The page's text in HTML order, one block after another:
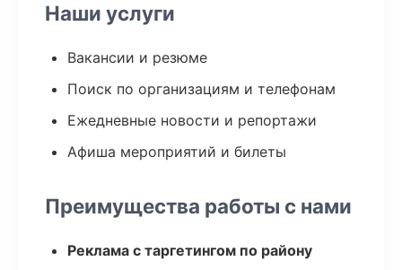
Наши услуги
Вакансии и резюме
Поиск по организациям и телефонам
Ежедневные новости и репортажи
Афиша мероприятий и билеты
Преимущества работы с нами
Реклама с таргетингом по району